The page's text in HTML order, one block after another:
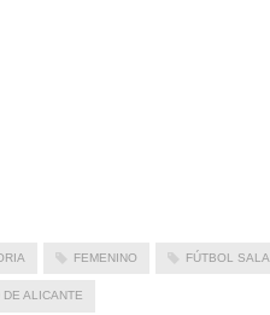
FEMENINO FÚTBOL SALA
ALICANTE